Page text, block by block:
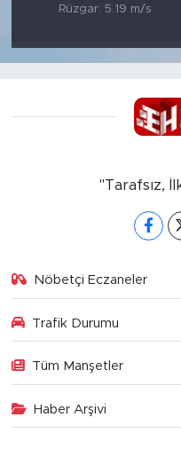
Rüzgar: 5.19 m/s
"Tarafsız,
Nöbetçi Eczaneler
Trafik Durumu
Tüm Manşetler
Haber Arşivi